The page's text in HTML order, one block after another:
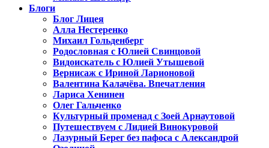
Блоги
Блог Лицея
Алла Нестеренко
Михаил Гольденберг
Родословная с Юлией Свинцовой
Видоискатель с Юлией Утышевой
Вернисаж с Ириной Ларионовой
Валентина Калачёва. Впечатления
Лариса Хенинен
Олег Гальченко
Культурный променад с Зоей Арнаутовой
Путешествуем с Лидией Винокуровой
Лазурный Берег без пафоса с Александрой